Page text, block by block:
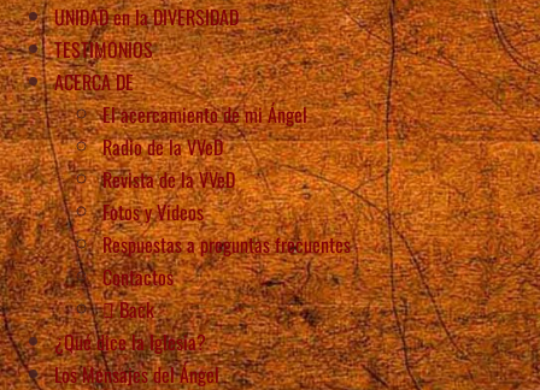
UNIDAD en la DIVERSIDAD
TESTIMONIOS
ACERCA DE
El acercamiento de mi Ángel
Radio de la VVeD
Revista de la VVeD
Fotos y Videos
Respuestas a preguntas frecuentes
Contactos
Back
¿Qué dice la Iglesia?
Los Mensajes del Ángel